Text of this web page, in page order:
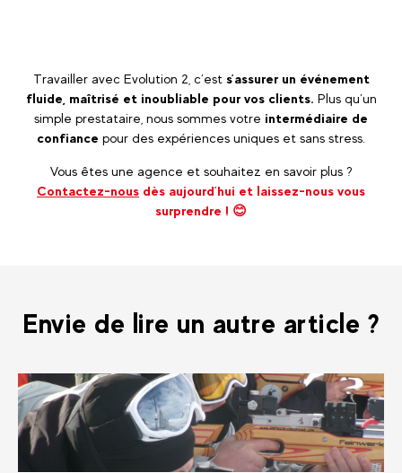
Travailler avec Evolution 2, c’est s’assurer un événement
fluide, maîtrisé et inoubliable pour vos clients. Plus qu’un
simple prestataire, nous sommes votre intermédiaire de
confiance pour des expériences uniques et sans stress.
Vous êtes une agence et souhaitez en savoir plus ?
Contactez-nous dès aujourd’hui et laissez-nous vous
surprendre ! 😊
Envie de lire un autre article ?